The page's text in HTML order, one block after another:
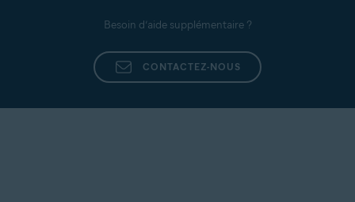
Besoin d’aide supplémentaire ?
CONTACTEZ-NOUS